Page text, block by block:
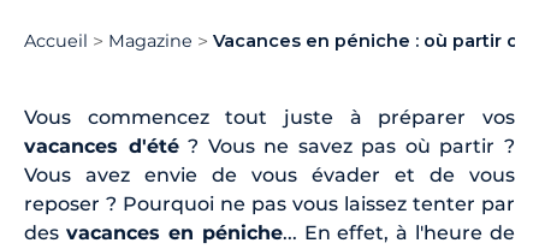
Accueil Magazine Vacances en péniche : où partir
Vous commencez tout juste à préparer vos
vacances d'été? Vous ne savez pas où partir ?
Vous avez envie de vous évader et de vous
reposer ? Pourquoi ne pas vous laissez tenter par
des vacances en péniche... En effet, à l'heure de